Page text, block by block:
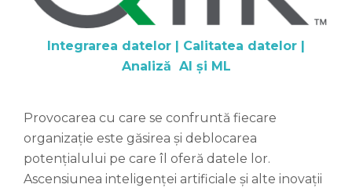
Integrarea datelor | Calitatea datelor |
Analiză AI și ML
Provocarea cu care se confruntă fiecare
organizație este găsirea și deblocarea
potențialului pe care îl oferă datele lor.
Ascensiunea inteligenței artificiale și alte inovații